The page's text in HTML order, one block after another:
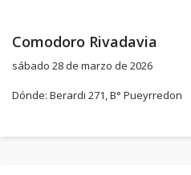
Comodoro Rivadavia
sábado 28 de marzo de 2026
Dónde: Berardi 271, B° Pueyrredon